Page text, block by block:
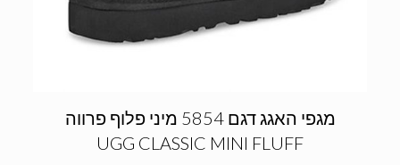
מגפי האגג דגם 5854 מיני פלוף פרווה
UGG CLASSIC MINI FLUFF